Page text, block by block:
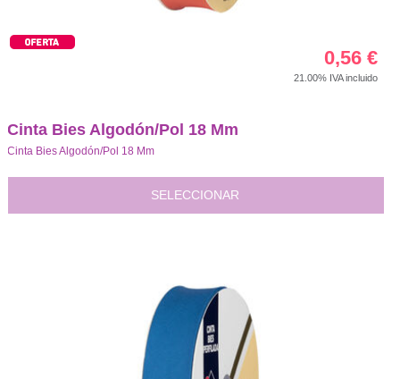
0,56 €
21.00% IVA incluido
Cinta Bies Algodón/Pol 18 Mm
Cinta Bies Algodón/Pol 18 Mm
SELECCIONAR